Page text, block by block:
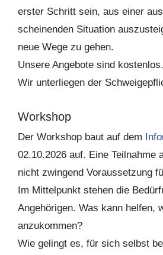
erster Schritt sein, aus einer
scheinenden Situation
neue Wege zu gehen.
Unsere Angebote sind kostenlos.
Wir unterliegen der
Workshop
Der Workshop baut auf dem
02.10.2026 auf. Eine Teilnahme
nicht zwingend Voraussetzung
Im Mittelpunkt stehen die
Angehörigen. Was kann helfen,
anzukommen?
Wie gelingt es, für sich selbst